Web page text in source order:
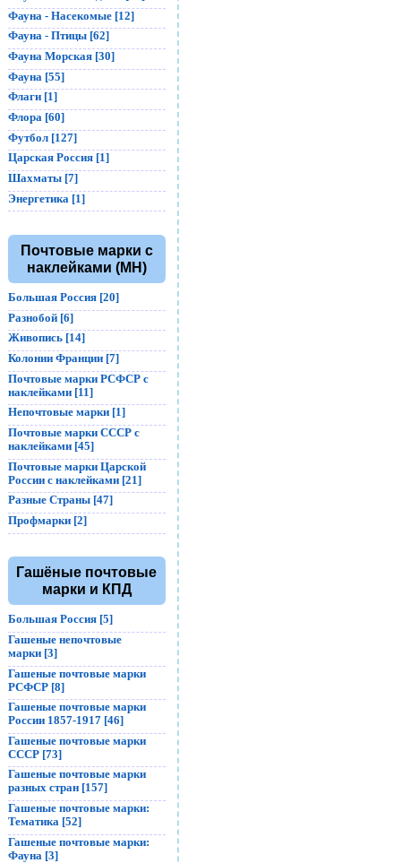
Фауна - Насекомые [12]
Фауна - Птицы [62]
Фауна Морская [30]
Фауна [55]
Флаги [1]
Флора [60]
Футбол [127]
Царская Россия [1]
Шахматы [7]
Энергетика [1]
Почтовые марки с
наклейками (MH)
Большая Россия [20]
Разнобой [6]
Живопись [14]
Колонии Франции [7]
Почтовые марки РСФСР с
наклейками [11]
Непочтовые марки [1]
Почтовые марки СССР с
наклейками [45]
Почтовые марки Царской
России с наклейками [21]
Разные Страны [47]
Профмарки [2]
Гашёные почтовые
марки и КПД
Большая Россия [5]
Гашеные непочтовые
марки [3]
Гашеные почтовые марки
РСФСР [8]
Гашеные почтовые марки
России 1857-1917 [46]
Гашеные почтовые марки
СССР [73]
Гашеные почтовые марки
разных стран [157]
Гашеные почтовые марки:
Тематика [52]
Гашеные почтовые марки:
Фауна [3]